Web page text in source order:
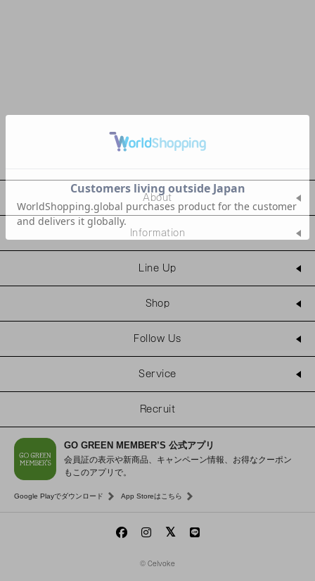
About
Information
Line Up
Shop
Follow Us
Service
Recruit
GO GREEN MEMBER’S 公式アプリ
会員証の表示や新商品、キャンペーン情報、お得なクーポン
もこのアプリで。
Google Playでダウンロード App Storeはこちら
© Celvoke